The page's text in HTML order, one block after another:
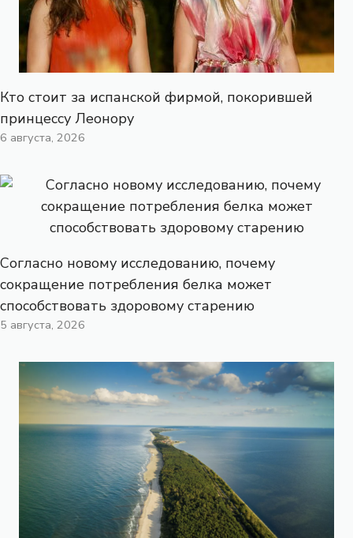
Кто стоит за испанской фирмой, покорившей
принцессу Леонору
6 августа, 2026
Согласно новому исследованию, почему
сокращение потребления белка может
способствовать здоровому старению
5 августа, 2026